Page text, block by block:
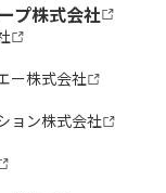
プ株式会社
ー株式会社
ョン株式会社